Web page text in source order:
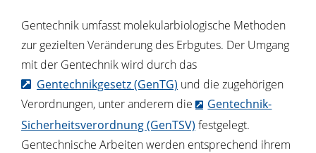
Gentechnik umfasst molekularbiologische Methoden
zur gezielten Veränderung des Erbgutes. Der Umgang
mit der Gentechnik wird durch das
Gentechnikgesetz (GenTG) und die zugehörigen
Verordnungen, unter anderem die
Gentechnik-
Sicherheitsverordnung (GenTSV) festgelegt.
Gentechnische Arbeiten werden entsprechend ihrem